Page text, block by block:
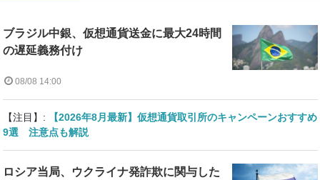
ブラジル中銀、仮想通貨送金に最大24時間
の遅延義務付け
08/08 14:00
【注目】:
【2026年8月最新】仮想通貨取引所のキャンペーンおすすめ
9選 注意点も解説
ロシア当局、ウクライナ発詐欺に関与した